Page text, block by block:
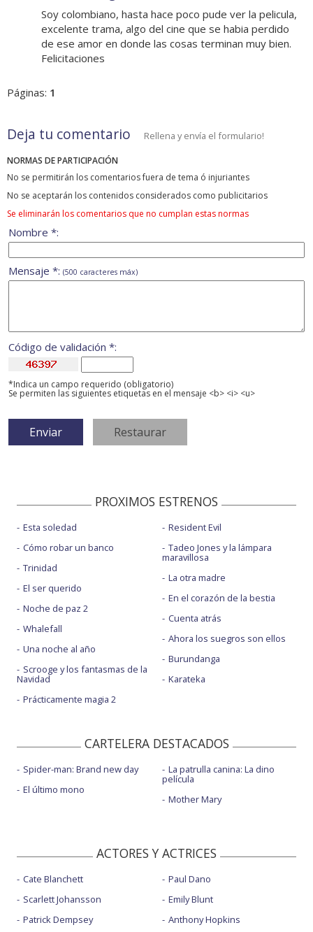
Soy colombiano, hasta hace poco pude ver la pelicula,
excelente trama, algo del cine que se habia perdido
de ese amor en donde las cosas terminan muy bien.
Felicitaciones
Páginas: 1
Deja tu comentario Rellena y envía el formulario!
NORMAS DE PARTICIPACIÓN
No se permitirán los comentarios fuera de tema ó injuriantes
No se aceptarán los contenidos considerados como publicitarios
Se eliminarán los comentarios que no cumplan estas normas
Nombre *:
Mensaje *: (500 caracteres máx)
Código de validación *:
*Indica un campo requerido (obligatorio)
Se permiten las siguientes etiquetas en el mensaje <b> <i> <u>
PROXIMOS ESTRENOS
Esta soledad
Cómo robar un banco
Trinidad
El ser querido
Noche de paz 2
Whalefall
Una noche al año
Scrooge y los fantasmas de la
Navidad
Prácticamente magia 2
Resident Evil
Tadeo Jones y la lámpara
maravillosa
La otra madre
En el corazón de la bestia
Cuenta atrás
Ahora los suegros son ellos
Burundanga
Karateka
CARTELERA DESTACADOS
Spider-man: Brand new day
El último mono
La patrulla canina: La dino
película
Mother Mary
ACTORES Y ACTRICES
Cate Blanchett
Scarlett Johansson
Patrick Dempsey
Paul Dano
Emily Blunt
Anthony Hopkins